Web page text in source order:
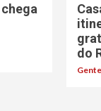
do